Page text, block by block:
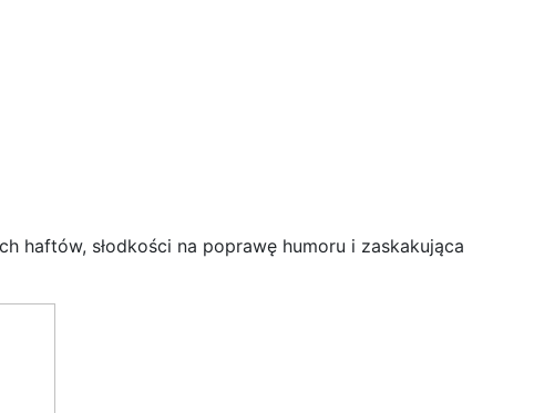
haftów, słodkości na poprawę humoru i zaskakująca